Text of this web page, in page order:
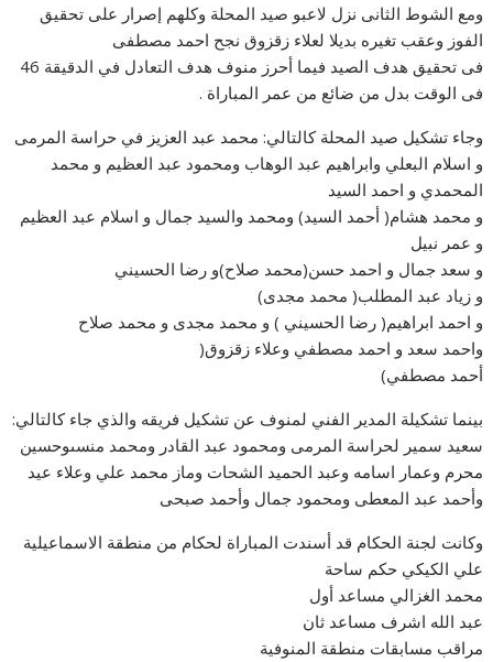
ومع الشوط الثانى نزل لاعبو صيد المحلة وكلهم إصرار على تحقيق
الفوز وعقب تغيره بديلا لعلاء زقزوق نجح احمد مصطفى
فى تحقيق هدف الصيد فيما أحرز منوف هدف التعادل في الدقيقة 46
فى الوقت بدل من ضائع من عمر المباراة .
وجاء تشكيل صيد المحلة كالتالي: محمد عبد العزيز في حراسة المرمى
و اسلام البعلي وابراهيم عبد الوهاب ومحمود عبد العظيم و محمد
المحمدي و احمد السيد
و محمد هشام( أحمد السيد) ومحمد والسيد جمال و اسلام عبد العظيم
و عمر نبيل
و سعد جمال و احمد حسن(محمد صلاح)و رضا الحسيني
و زياد عبد المطلب( محمد مجدى)
و احمد ابراهيم( رضا الحسيني ) و محمد مجدى و محمد صلاح
واحمد سعد و احمد مصطفي وعلاء زقزوق(
أحمد مصطفي)
بينما تشكيلة المدير الفني لمنوف عن تشكيل فريقه والذي جاء كالتالي:
سعيد سمير لحراسة المرمى ومحمود عبد القادر ومحمد منسىوحسين
محرم وعمار اسامه وعبد الحميد الشحات وماز محمد علي وعلاء عيد
وأحمد عبد المعطى ومحمود جمال وأحمد صبحى
وكانت لجنة الحكام قد أسندت المباراة لحكام من منطقة الاسماعيلية
علي الكيكي حكم ساحة
محمد الغزالي مساعد أول
عبد الله اشرف مساعد ثان
مراقب مسابقات منطقة المنوفية